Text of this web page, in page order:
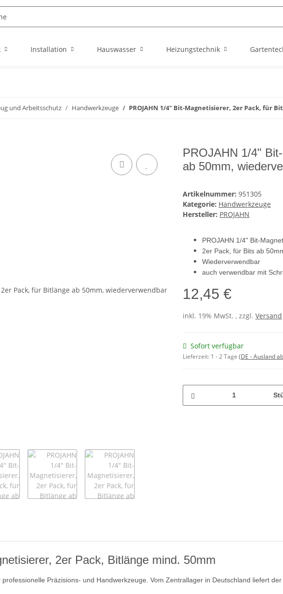
Installation Hauswasser Heizungstechnik
und Arbeitsschutz Handwerkzeuge PROJAHN 1/4" Bit-Magnetisierer, 2er Pack, für
PROJAHN 1/4"
ab 50mm,
Artikelnummer: 951305
Kategorie: Handwerkzeuge
Hersteller: PROJAHN
PROJAHN 1/4" Bit-
2er Pack, für Bits ab
Wiederverwendbar
auch verwendbar mit
12,45 €
inkl. 19% MwSt. , zzgl. Versand
Sofort verfügbar
Lieferzeit: 1 - 2 Tage (DE - Ausland
2er Pack, Bitlänge mind. 50mm
Präzisions- und Handwerkzeuge. Vom Zentrallager in Deutschland liefert